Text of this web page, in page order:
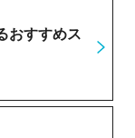
おすすめス